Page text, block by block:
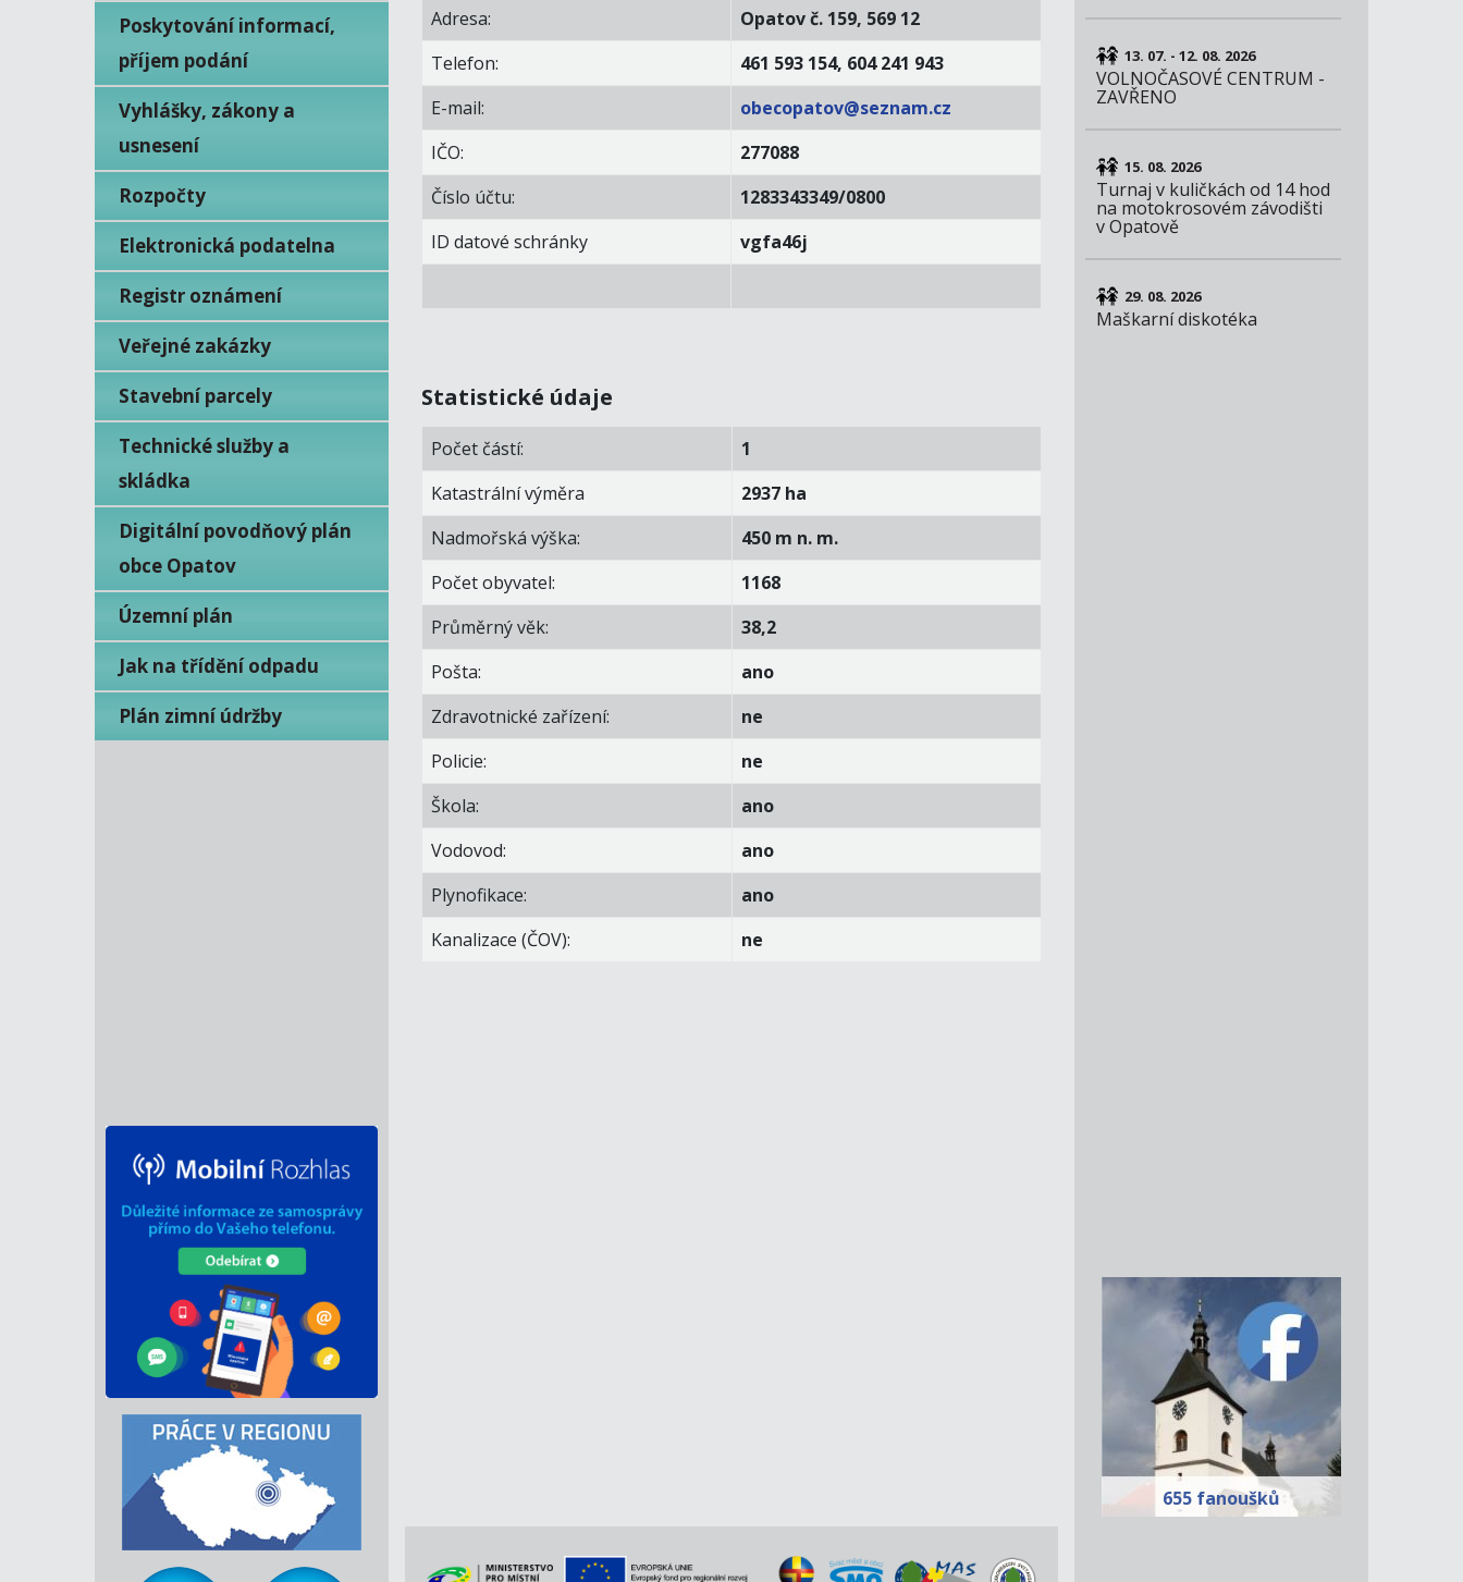
Poskytování informací,
příjem podání
Vyhlášky, zákony a
usnesení
Rozpočty
Elektronická podatelna
Registr oznámení
Veřejné zakázky
Stavební parcely
Technické služby a
skládka
Digitální povodňový plán
obce Opatov
Územní plán
Jak na třídění odpadu
Plán zimní údržby
Adresa:
Opatov č. 159, 569 12
Telefon:
461 593 154, 604 241 943
E-mail:
obecopatov@seznam.cz
IČO:
277088
Číslo účtu:
1283343349/0800
ID datové schránky
vgfa46j
Statistické údaje
Počet částí:
1
Katastrální výměra
2937 ha
Nadmořská výška:
450 m n. m.
Počet obyvatel:
1168
Průměrný věk:
38,2
Pošta:
ano
Zdravotnické zařízení:
ne
Policie:
ne
Škola:
ano
Vodovod:
ano
Plynofikace:
ano
Kanalizace (ČOV):
ne
13. 07. - 12. 08. 2026
VOLNOČASOVÉ CENTRUM -
ZAVŘENO
15. 08. 2026
Turnaj v kuličkách od 14 hod
na motokrosovém závodišti
v Opatově
29. 08. 2026
Maškarní diskotéka
655 fanoušků